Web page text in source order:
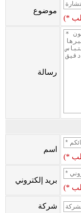
موضوع
رسالة
اسم
بريد إلكتروني
شركة